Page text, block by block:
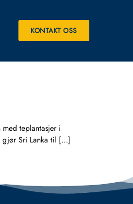
KONTAKT OSS
teplantasjer i
gjør Sri Lanka til […]